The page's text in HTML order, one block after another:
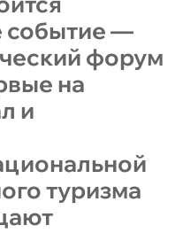
событие —
форум
на
и
туризма